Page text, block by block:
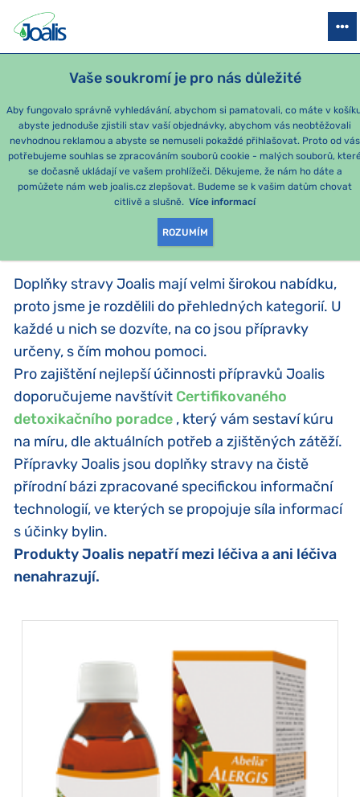
Vaše soukromí je pro nás důležité
Aby fungovalo správně vyhledávání, abychom si pamatovali, co máte v
abyste jednoduše zjistili stav vaší objednávky, abychom vás neobtěžovali
nevhodnou reklamou a abyste se nemuseli pokaždé přihlašovat. Proto od vás
potřebujeme souhlas se zpracováním souborů cookie - malých souborů,
se dočasně ukládají ve vašem prohlížeči. Děkujeme, že nám ho dáte a
pomůžete nám web joalis.cz zlepšovat. Budeme se k vašim datům chovat
citlivě a slušně. Více informací
ROZUMÍM
PRODUKTY PODLE OBTÍŽÍ SEZÓNNÍ BALÍČKY PRO DĚTI
PODLE KATEGORIE
PRODUKTY PODLE
KATEGORIE:
PODLE KATEGORIE
Doplňky stravy Joalis mají velmi širokou nabídku,
proto jsme je rozdělili do přehledných kategorií. U
každé u nich se dozvíte, na co jsou přípravky
určeny, s čím mohou pomoci.
Pro zajištění nejlepší účinnosti přípravků Joalis
doporučujeme navštívit Certifikovaného
detoxikačního poradce , který vám sestaví kúru
na míru, dle aktuálních potřeb a zjištěných zátěží.
Přípravky Joalis jsou doplňky stravy na čistě
přírodní bázi zpracované specifickou informační
technologií, ve kterých se propojuje síla informací
s účinky bylin.
Produkty Joalis nepatří mezi léčiva a ani léčiva
nenahrazují.